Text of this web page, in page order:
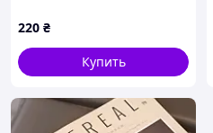
220 ₴
Купить